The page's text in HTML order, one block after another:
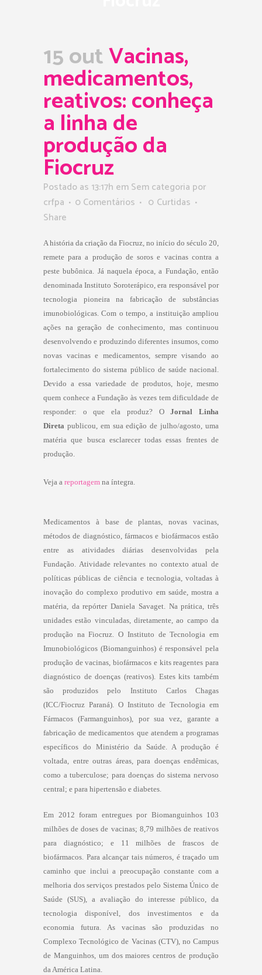
15 outVacinas,
medicamentos,
reativos: conheça
a linha de
produção da
Fiocruz
Postado as 13:17h em Sem categoria por
crfpa
0 Comentários 0 Curtidas
Share
A história da criação da Fiocruz, no início do século 20,
remete para a produção de soros e vacinas contra a
peste bubônica. Já naquela época, a Fundação, então
denominada Instituto Soroterápico, era responsável por
tecnologia pioneira na fabricação de substâncias
imunobiológicas. Com o tempo, a instituição ampliou
ações na geração de conhecimento, mas continuou
desenvolvendo e produzindo diferentes insumos, como
novas vacinas e medicamentos, sempre visando ao
fortalecimento do sistema público de saúde nacional.
Devido a essa variedade de produtos, hoje, mesmo
quem conhece a Fundação às vezes tem dificuldade de
responder: o que ela produz? OJornal Linha
Direta publicou, em sua edição de julho/agosto, uma
matéria que busca esclarecer todas essas frentes de
produção.
Veja a reportagem na íntegra.
Medicamentos à base de plantas, novas vacinas,
métodos de diagnóstico, fármacos e biofármacos estão
entre as atividades diárias desenvolvidas pela
Fundação. Atividade relevantes no contexto atual de
políticas públicas de ciência e tecnologia, voltadas à
inovação do complexo produtivo em saúde, mostra a
matéria, da repórter Daniela Savaget. Na prática, três
unidades estão vinculadas, diretamente, ao campo da
produção na Fiocruz. O Instituto de Tecnologia em
Imunobiológicos (Biomanguinhos) é responsável pela
produção de vacinas, biofármacos e kits reagentes para
diagnóstico de doenças (reativos). Estes kits também
são produzidos pelo Instituto Carlos Chagas
(ICC/Fiocruz Paraná). O Instituto de Tecnologia em
Fármacos (Farmanguinhos), por sua vez, garante a
fabricação de medicamentos que atendem a programas
específicos do Ministério da Saúde. A produção é
voltada, entre outras áreas, para doenças endêmicas,
como a tuberculose; para doenças do sistema nervoso
central; e para hipertensão e diabetes.
Em 2012 foram entregues por Biomanguinhos 103
milhões de doses de vacinas; 8,79 milhões de reativos
para diagnóstico; e 11 milhões de frascos de
biofármacos. Para alcançar tais números, é traçado um
caminho que inclui a preocupação constante com a
melhoria dos serviços prestados pelo Sistema Único de
Saúde (SUS), a avaliação do interesse público, da
tecnologia disponível, dos investimentos e da
economia futura. As vacinas são produzidas no
Complexo Tecnológico de Vacinas (CTV), no Campus
de Manguinhos, um dos maiores centros de produção
da América Latina.